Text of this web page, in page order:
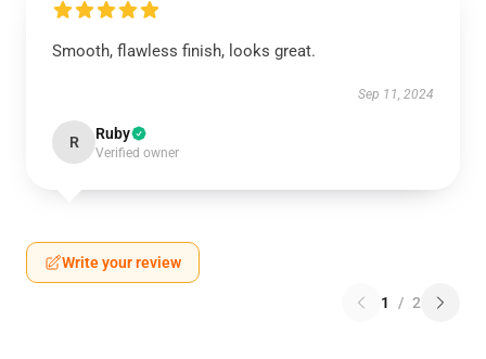
Smooth, flawless finish, looks great.
Sep 11, 2024
R Ruby
Verified owner
Write your review
1 / 2